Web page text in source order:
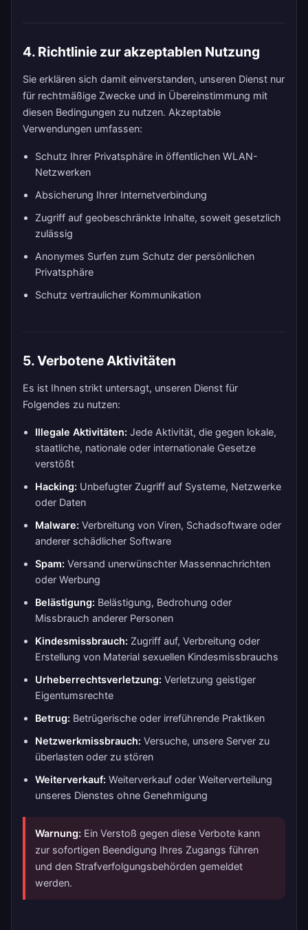
4. Richtlinie zur akzeptablen Nutzung
Sie erklären sich damit einverstanden, unseren Dienst nur
für rechtmäßige Zwecke und in Übereinstimmung mit
diesen Bedingungen zu nutzen. Akzeptable
Verwendungen umfassen:
Schutz Ihrer Privatsphäre in öffentlichen WLAN-
Netzwerken
Absicherung Ihrer Internetverbindung
Zugriff auf geobeschränkte Inhalte, soweit gesetzlich
zulässig
Anonymes Surfen zum Schutz der persönlichen
Privatsphäre
Schutz vertraulicher Kommunikation
5. Verbotene Aktivitäten
Es ist Ihnen strikt untersagt, unseren Dienst für
Folgendes zu nutzen:
Illegale Aktivitäten: Jede Aktivität, die gegen lokale,
staatliche, nationale oder internationale Gesetze
verstößt
Hacking: Unbefugter Zugriff auf Systeme, Netzwerke
oder Daten
Malware: Verbreitung von Viren, Schadsoftware oder
anderer schädlicher Software
Spam: Versand unerwünschter Massennachrichten
oder Werbung
Belästigung: Belästigung, Bedrohung oder
Missbrauch anderer Personen
Kindesmissbrauch: Zugriff auf, Verbreitung oder
Erstellung von Material sexuellen Kindesmissbrauchs
Urheberrechtsverletzung: Verletzung geistiger
Eigentumsrechte
Betrug: Betrügerische oder irreführende Praktiken
Netzwerkmissbrauch: Versuche, unsere Server zu
überlasten oder zu stören
Weiterverkauf: Weiterverkauf oder Weiterverteilung
unseres Dienstes ohne Genehmigung
Warnung: Ein Verstoß gegen diese Verbote kann
zur sofortigen Beendigung Ihres Zugangs führen
und den Strafverfolgungsbehörden gemeldet
werden.